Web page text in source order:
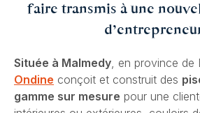
faire transmis à une
Située à Malmedy, en province de
Ondine conçoit et construit des
gamme sur mesure pour une